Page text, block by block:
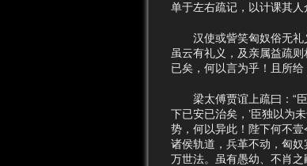
单于左右疏记，以计课其人
汉使或訾笑匈奴俗无礼义
虽云有礼义，及亲属益疏
已矣，何以言为乎！且所
梁太傅贾谊上疏曰：“臣
下已安已治矣，’臣独以为
势，何以异此！陛下何不
诸侯轨道，兵革不动，匈
万世法。虽有愚幼、不肖